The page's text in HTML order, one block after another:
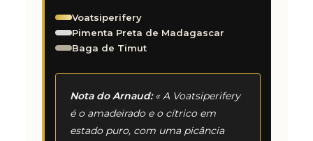
Voatsiperifery
Pimenta Preta de Madagascar
Baga de Timut
Nota do Arnaud:« A Voatsiperifery
é o amadeirado e o cítrico em
estado puro, com uma picância